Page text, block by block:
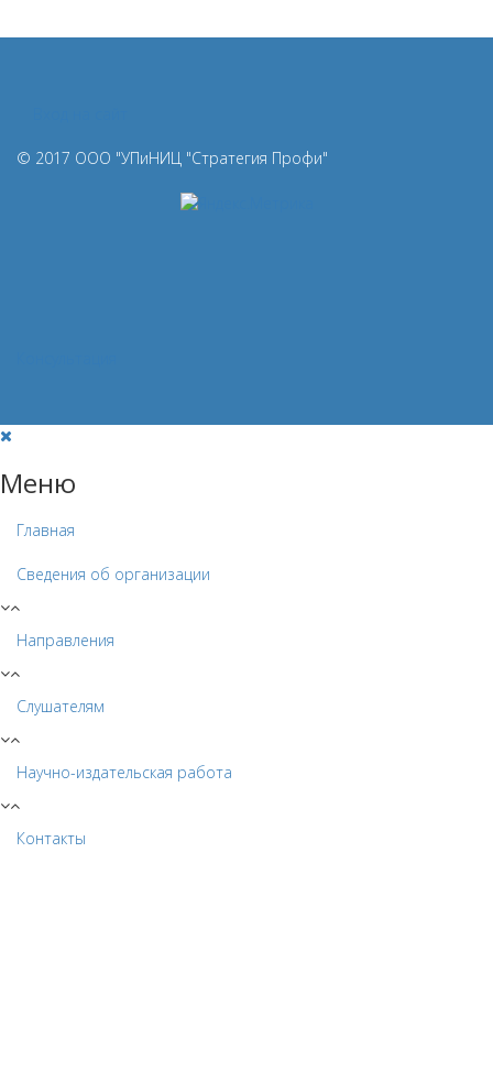
© 2017 ООО "УПиНИЦ "Стратегия Профи"
Меню
Главная
Сведения об организации
Направления
Слушателям
Научно-издательская работа
Контакты